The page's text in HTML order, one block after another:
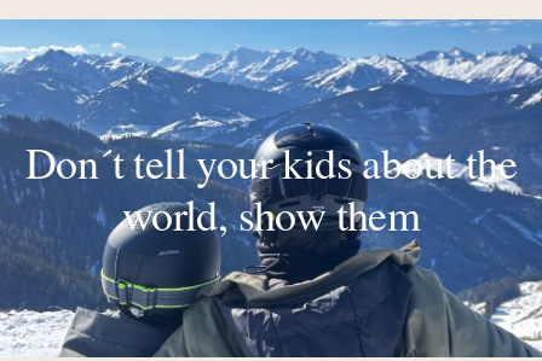
Don´t tell your kids about the
world, show them